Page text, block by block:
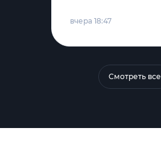
вчера 18:47
Смотреть все